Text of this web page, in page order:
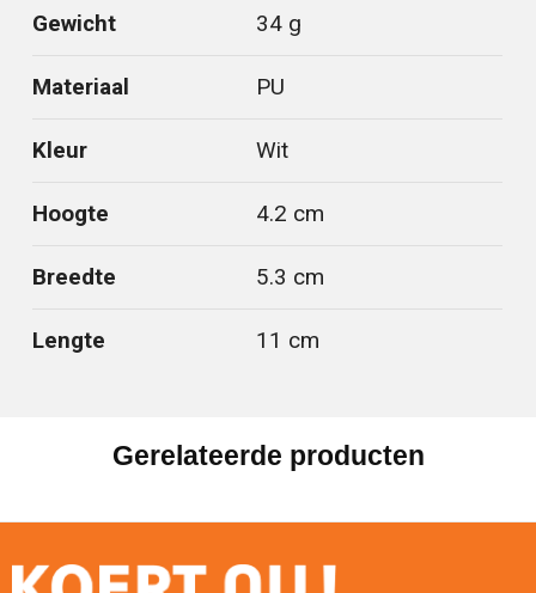
Gewicht 34 g
Materiaal PU
Kleur Wit
Hoogte 4.2 cm
Breedte 5.3 cm
Lengte 11 cm
Gerelateerde producten